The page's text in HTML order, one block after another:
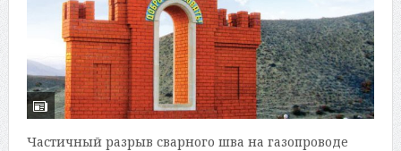
Частичный разрыв сварного шва на газопроводе